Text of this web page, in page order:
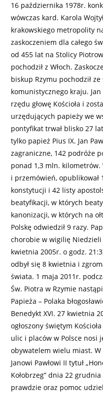
16 października 1978r.
wówczas kard. Karola
krakowskiego metropolity
zaskoczeniem dla całego
od 455 lat na Stolicy
pochodził z Włoch.
biskup Rzymu pochodził ze
komunistycznego kraju. Jan
rzędu głowę Kościoła i
urzędujących papieży we
pontyfikat trwał blisko 27
tylko papież Pius IX. Jan
zagraniczne, 142 podróże
ponad 1,3 mln. kilometrów.
i przemówień, opublikował
konstytucji i 42 listy
beatyfikacji, w których
kanonizacji, w których na
Polskę odwiedził 9 razy.
chorobie w wigilię Niedzieli
kwietnia 2005r. o godz.
odbył się 8 kwietnia i
świata. 1 maja 2011r.
Św. Piotra w Rzymie
Papieża – Polaka
Benedykt XVI. 27 kwietnia
ogłoszony świętym
ulic i placów w Polsce nosi
obywatelem wielu miast. W
Janowi Pawłowi II tytuł
Kołobrzeg” dnia 22
prawdzie oraz pomoc